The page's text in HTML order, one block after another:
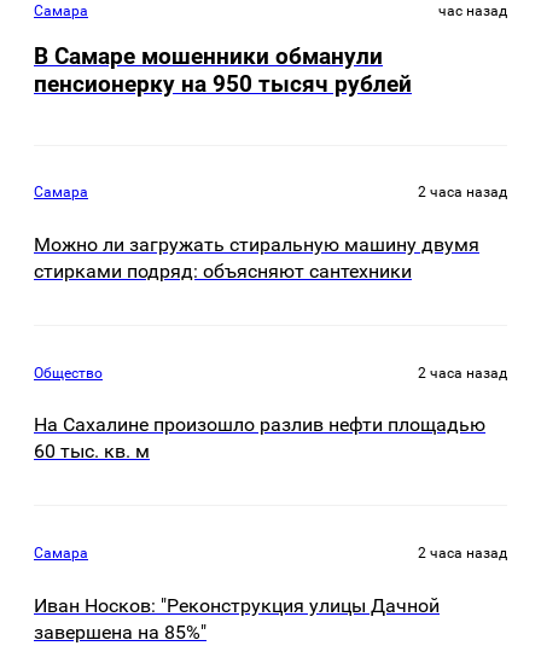
Самара час назад
В Самаре мошенники обманули
пенсионерку на 950 тысяч рублей
Самара 2 часа назад
Можно ли загружать стиральную машину двумя
стирками подряд: объясняют сантехники
Общество 2 часа назад
На Сахалине произошло разлив нефти площадью
60 тыс. кв. м
Самара 2 часа назад
Иван Носков: "Реконструкция улицы Дачной
завершена на 85%"